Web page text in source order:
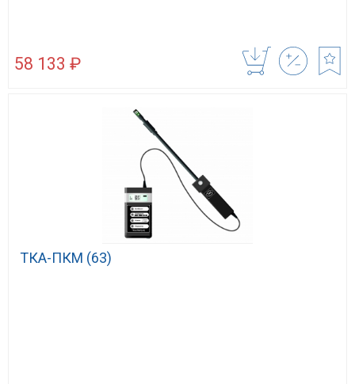
58 133 ₽
ТКА-ПКМ (63)